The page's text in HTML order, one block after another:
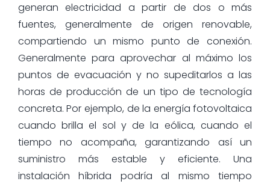
generan electricidad a partir de dos o más
fuentes, generalmente de origen renovable,
compartiendo un mismo punto de conexión.
Generalmente para aprovechar al máximo los
puntos de evacuación y no supeditarlos a las
horas de producción de un tipo de tecnología
concreta. Por ejemplo, de la energía fotovoltaica
cuando brilla el sol y de la eólica, cuando el
tiempo no acompaña, garantizando así un
suministro más estable y eficiente. Una
instalación híbrida podría al mismo tiempo